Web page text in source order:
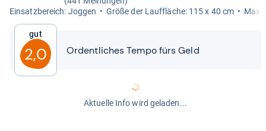
Ein­satz­be­reich: Jog­gen
Größe der Lauf­flä­che: 115 x 40 cm
Gut
2,0 Ordent­li­ches Tempo fürs Geld
Aktuelle Info wird geladen...